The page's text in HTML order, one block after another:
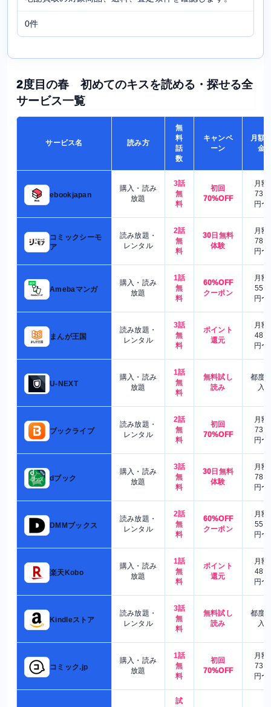
0件
2度目の春 初めてのキスを読める・探せる全
サービス一覧
サービス名 読み方
無
料
話
数
キャンペ
ーン
月額
金
ebookjapan
購入・読み
放題
3話
無
料
初回
70%OFF
月額
730
円〜
コミックシーモ
ア
読み放題・
レンタル
2話
無
料
30日無料
体験
月額
780
円〜
Amebaマンガ
購入・読み
放題
1話
無
料
60%OFF
クーポン
月額
550
円〜
まんが王国
読み放題・
レンタル
3話
無
料
ポイント
還元
月額
480
円〜
U-NEXT
購入・読み
放題
1話
無
料
無料試し
読み
都度
入
ブックライブ
読み放題・
レンタル
2話
無
料
初回
70%OFF
月額
730
円〜
dブック
購入・読み
放題
3話
無
料
30日無料
体験
月額
780
円〜
DMMブックス
読み放題・
レンタル
2話
無
料
60%OFF
クーポン
月額
550
円〜
楽天Kobo
購入・読み
放題
1話
無
料
ポイント
還元
月額
480
円〜
Kindleストア
読み放題・
レンタル
3話
無
料
無料試し
読み
都度
入
コミック.jp
購入・読み
放題
1話
無
料
初回
70%OFF
月額
730
円〜
試